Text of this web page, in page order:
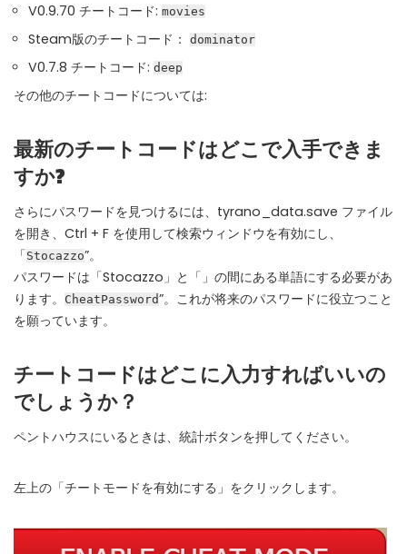
Steam Games Giveaways
Zero Ads • Zero Spam
Everything arrives directly — faster than websites or email
Members-Only Content
Global Community
Join gamers worldwide and get real-time alerts
V0.9.70 チートコード: movies
Steam版のチートコード： dominator
V0.7.8 チートコード: deep
その他のチートコードについては:
最新のチートコードはどこで入手できま
すか?
さらにパスワードを見つけるには、tyrano_data.save ファイル
を開き、Ctrl + F を使用して検索ウィンドウを有効にし、
「Stocazzo”。
パスワードは「Stocazzo」と「」の間にある単語にする必要があ
ります。
CheatPassword”。これが将来のパスワードに役立つこと
を願っています。
チートコードはどこに入力すればいいの
でしょうか？
ペントハウスにいるときは、統計ボタンを押してください。
左上の「チートモードを有効にする」をクリックします。